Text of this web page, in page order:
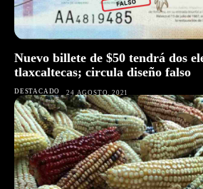
Nuevo billete de $50 tendrá dos
tlaxcaltecas; circula diseño falso
DESTACADO 24 AGOSTO, 2021